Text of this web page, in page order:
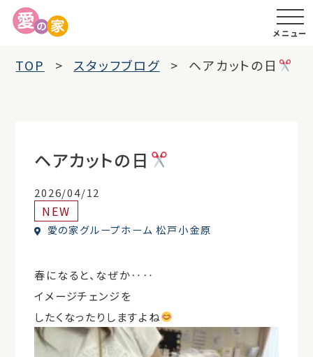
メニュー
TOP スタッフブログ ヘアカットの日
ヘアカットの日
2026/04/12
NEW
愛の家グループホーム 松戸小金原
春になると、なぜか‥‥
イメージチェンジを
したくなったりしますよね